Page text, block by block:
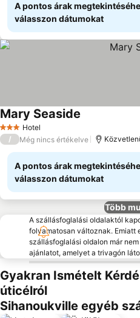
A pontos árak
válasszon dátumokat
3 Kategória
Hotel
Mary Seaside
/ Még nincs értékelve
A pontos árak
válasszon dátumokat
Több
A szállásfoglalási oldalaktól
folyamatosan változnak. Emiatt
szállásfoglalási oldalon már
ajánlatot, amelyet a trivagón
Gyakran Ismételt
úticélról
Sihanoukville egyéb